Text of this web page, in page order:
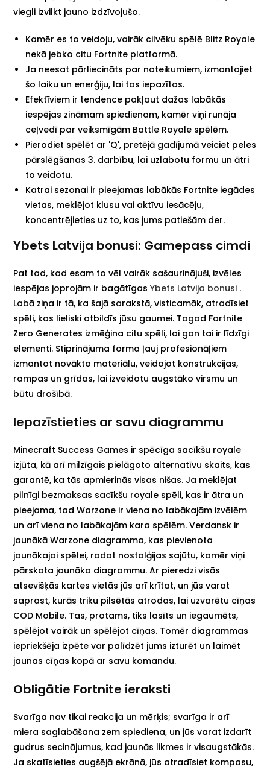
viegli izvilkt jauno izdzīvojušo.
Kamēr es to veidoju, vairāk cilvēku spēlē Blitz Royale
nekā jebko citu Fortnite platformā.
Ja neesat pārliecināts par noteikumiem, izmantojiet
šo laiku un enerģiju, lai tos iepazītos.
Efektīviem ir tendence pakļaut dažas labākās
iespējas zināmam spiedienam, kamēr viņi runāja
ceļvedī par veiksmīgām Battle Royale spēlēm.
Pierodiet spēlēt ar 'Q', pretējā gadījumā veiciet peles
pārslēgšanas 3. darbību, lai uzlabotu formu un ātri
to veidotu.
Katrai sezonai ir pieejamas labākās Fortnite iegādes
vietas, meklējot klusu vai aktīvu iesācēju,
koncentrējieties uz to, kas jums patiešām der.
Ybets Latvija bonusi: Gamepass cimdi
Pat tad, kad esam to vēl vairāk sašaurinājuši, izvēles
iespējas joprojām ir bagātīgasYbets Latvija bonusi .
Labā ziņa ir tā, ka šajā sarakstā, visticamāk, atradīsiet
spēli, kas lieliski atbildīs jūsu gaumei. Tagad Fortnite
Zero Generates izmēģina citu spēli, lai gan tai ir līdzīgi
elementi. Stiprinājuma forma ļauj profesionāļiem
izmantot novākto materiālu, veidojot konstrukcijas,
rampas un grīdas, lai izveidotu augstāko virsmu un
būtu drošībā.
Iepazīstieties ar savu diagrammu
Minecraft Success Games ir spēcīga sacīkšu royale
izjūta, kā arī milzīgais pielāgoto alternatīvu skaits, kas
garantē, ka tās apmierinās visas nišas. Ja meklējat
pilnīgi bezmaksas sacīkšu royale spēli, kas ir ātra un
pieejama, tad Warzone ir viena no labākajām izvēlēm
un arī viena no labākajām kara spēlēm. Verdansk ir
jaunākā Warzone diagramma, kas pievienota
jaunākajai spēlei, radot nostalģijas sajūtu, kamēr viņi
pārskata jaunāko diagrammu. Ar pieredzi visās
atsevišķās kartes vietās jūs arī krītat, un jūs varat
saprast, kurās triku pilsētās atrodas, lai uzvarētu cīņas
COD Mobile. Tas, protams, tiks lasīts un iegaumēts,
spēlējot vairāk un spēlējot cīņas. Tomēr diagrammas
iepriekšēja izpēte var palīdzēt jums izturēt un laimēt
jaunas cīņas kopā ar savu komandu.
Obligātie Fortnite ieraksti
Svarīga nav tikai reakcija un mērķis; svarīga ir arī
miera saglabāšana zem spiediena, un jūs varat izdarīt
gudrus secinājumus, kad jaunās likmes ir visaugstākās.
Ja skatīsieties augšējā ekrānā, jūs atradīsiet kompasu,